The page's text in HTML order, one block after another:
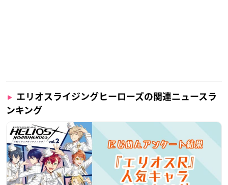
エリオスライジングヒーローズの関連ニュースラ
ンキング